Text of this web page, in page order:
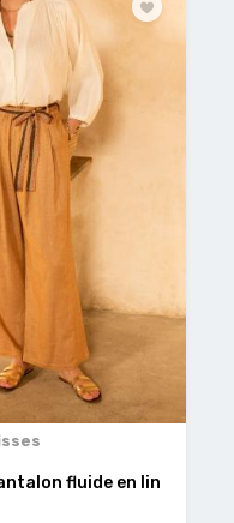
fluide en lin